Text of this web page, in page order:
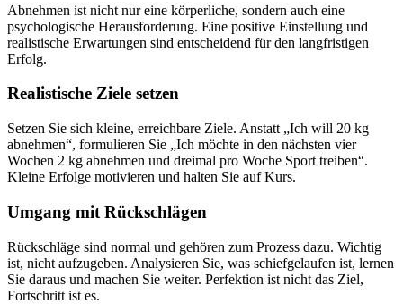
Abnehmen ist nicht nur eine körperliche, sondern auch eine
psychologische Herausforderung. Eine positive Einstellung und
realistische Erwartungen sind entscheidend für den langfristigen
Erfolg.
Realistische Ziele setzen
Setzen Sie sich kleine, erreichbare Ziele. Anstatt „Ich will 20 kg
abnehmen“, formulieren Sie „Ich möchte in den nächsten vier
Wochen 2 kg abnehmen und dreimal pro Woche Sport treiben“.
Kleine Erfolge motivieren und halten Sie auf Kurs.
Umgang mit Rückschlägen
Rückschläge sind normal und gehören zum Prozess dazu. Wichtig
ist, nicht aufzugeben. Analysieren Sie, was schiefgelaufen ist, lernen
Sie daraus und machen Sie weiter. Perfektion ist nicht das Ziel,
Fortschritt ist es.